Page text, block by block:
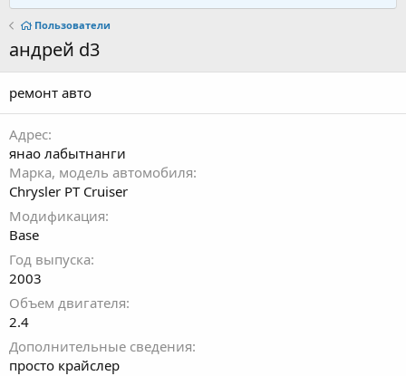
Пользователи
андрей d3
ремонт авто
Адрес
янао лабытнанги
Марка, модель автомобиля
Chrysler PT Cruiser
Модификация
Base
Год выпуска
2003
Объем двигателя
2.4
Дополнительные сведения
просто крайслер